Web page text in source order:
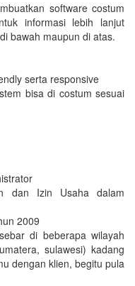
software costum
informasi lebih lanjut
bawah maupun di atas.
serta responsive
bisa di costum sesuai
dan Izin Usaha dalam
2009
di beberapa wilayah
sulawesi) kadang
dengan klien, begitu pula